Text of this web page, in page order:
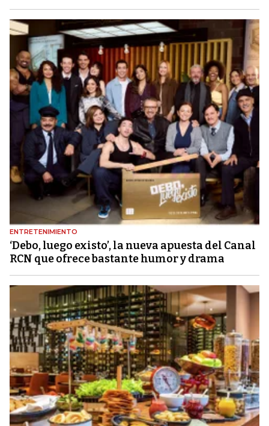
ENTRETENIMIENTO
‘Debo, luego existo’, la nueva apuesta del Canal
RCN que ofrece bastante humor y drama